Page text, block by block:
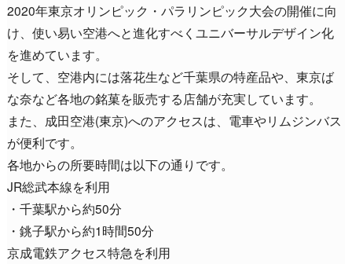
2020年東京オリンピック・パラリンピック大会の開催に向
け、使い易い空港へと進化すべくユニバーサルデザイン化
を進めています。
そして、空港内には落花生など千葉県の特産品や、東京ば
な奈など各地の銘菓を販売する店舗が充実しています。
また、成田空港(東京)へのアクセスは、電車やリムジンバス
が便利です。
各地からの所要時間は以下の通りです。
JR総武本線を利用
・千葉駅から約50分
・銚子駅から約1時間50分
京成電鉄アクセス特急を利用